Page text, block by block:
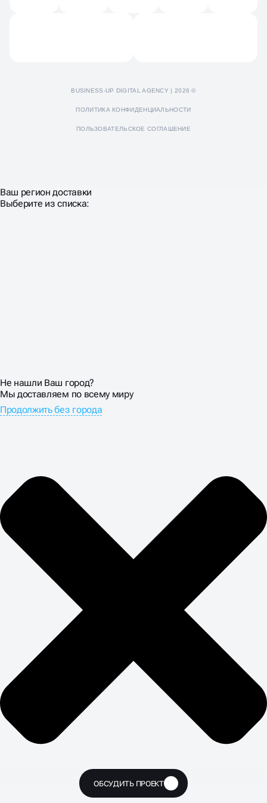
BUSINESS-UP DIGITAL AGENCY | 2026 ©
ПОЛИТИКА КОНФИДЕНЦИАЛЬНОСТИ
ПОЛЬЗОВАТЕЛЬСКОЕ СОГЛАШЕНИЕ
ОБСУДИТЬ ПРОЕКТ
Ваш регион доставки
Выберите из списка:
Не нашли Ваш город?
Мы доставляем по всему миру
Продолжить без города